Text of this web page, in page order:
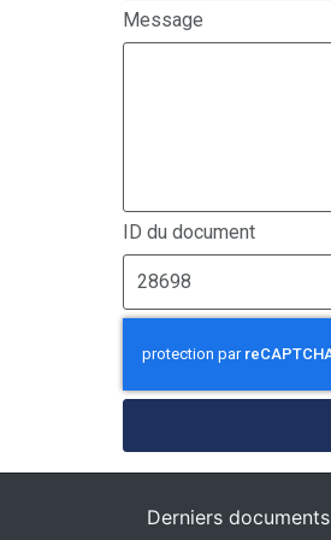
Message
ID du document
Derniers documents